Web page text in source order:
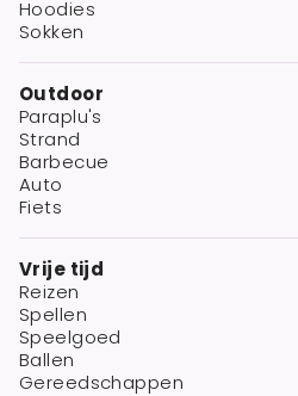
Hoodies
Sokken
Outdoor
Paraplu's
Strand
Barbecue
Auto
Fiets
Vrije tijd
Reizen
Spellen
Speelgoed
Ballen
Gereedschappen